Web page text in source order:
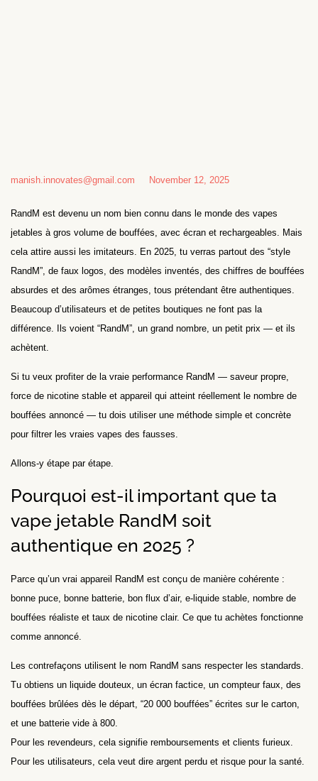
manish.innovates@gmail.com November 12, 2025
RandM est devenu un nom bien connu dans le monde des vapes
jetables à gros volume de bouffées, avec écran et rechargeables. Mais
cela attire aussi les imitateurs. En 2025, tu verras partout des “style
RandM”, de faux logos, des modèles inventés, des chiffres de bouffées
absurdes et des arômes étranges, tous prétendant être authentiques.
Beaucoup d’utilisateurs et de petites boutiques ne font pas la
différence. Ils voient “RandM”, un grand nombre, un petit prix — et ils
achètent.
Si tu veux profiter de la vraie performance RandM — saveur propre,
force de nicotine stable et appareil qui atteint réellement le nombre de
bouffées annoncé — tu dois utiliser une méthode simple et concrète
pour filtrer les vraies vapes des fausses.
Allons-y étape par étape.
Pourquoi est-il important que ta
vape jetable RandM soit
authentique en 2025 ?
Parce qu’un vrai appareil RandM est conçu de manière cohérente :
bonne puce, bonne batterie, bon flux d’air, e-liquide stable, nombre de
bouffées réaliste et taux de nicotine clair. Ce que tu achètes fonctionne
comme annoncé.
Les contrefaçons utilisent le nom RandM sans respecter les standards.
Tu obtiens un liquide douteux, un écran factice, un compteur faux, des
bouffées brûlées dès le départ, “20 000 bouffées” écrites sur le carton,
et une batterie vide à 800.
Pour les revendeurs, cela signifie remboursements et clients furieux.
Pour les utilisateurs, cela veut dire argent perdu et risque pour la santé.